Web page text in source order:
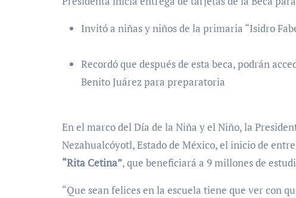
Invitó a niñas y niños de la primaria “Isidro
Recordó que después de esta beca, podrán
Benito Juárez para preparatoria
En el marco del Día de la Niña y el Niño, la
Nezahualcóyotl, Estado de México, el inicio de
“Rita Cetina”, que beneficiará a 9 millones de
“Que sean felices en la escuela tiene que ver con